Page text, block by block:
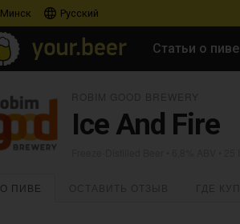
Минск Русский
Статьи о пиве
Ice And Fire
О ПИВЕ